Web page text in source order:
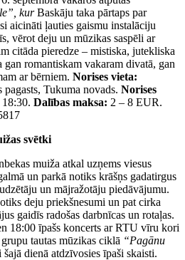
kurBaskāju taka pārtaps par
aicināti ļauties gaismu instalāciju
vērot deju un mūzikas saspēli ar
citāda pieredze – mistiska, jutekliska
romantiskam vakaram divatā, gan
ar bērniem. Norises vieta:
pagasts, Tukuma novads. Norises
Dalības maksa: 2 – 8 EUR.
svētki
muiža atkal uzņems viesus
un parkā notiks krāšņs gadatirgus
un mājražotāju piedāvājumu.
deju priekšnesumi un pat cirka
gaidīs radošas darbnīcas un rotaļas.
18:00 īpašs koncerts ar RTU vīru kori
tautas mūzikas ciklā “Pagānu
dienā atdzīvosies īpaši skaisti.